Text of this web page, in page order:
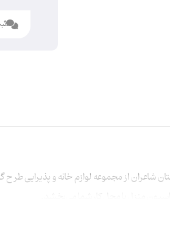
از مجموعه لوازم خانه و پذیرایی طرح